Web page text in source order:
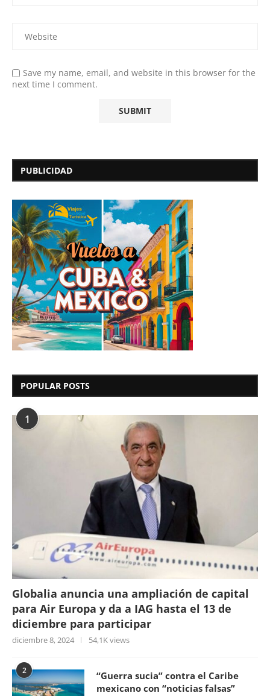
Save my name, email, and website in this browser for the
next time I comment.
PUBLICIDAD
POPULAR POSTS
1
Globalia anuncia una ampliación de capital
para Air Europa y da a IAG hasta el 13 de
diciembre para participar
diciembre 8, 2024 54,1K views
2
“Guerra sucia” contra el Caribe
mexicano con “noticias falsas”